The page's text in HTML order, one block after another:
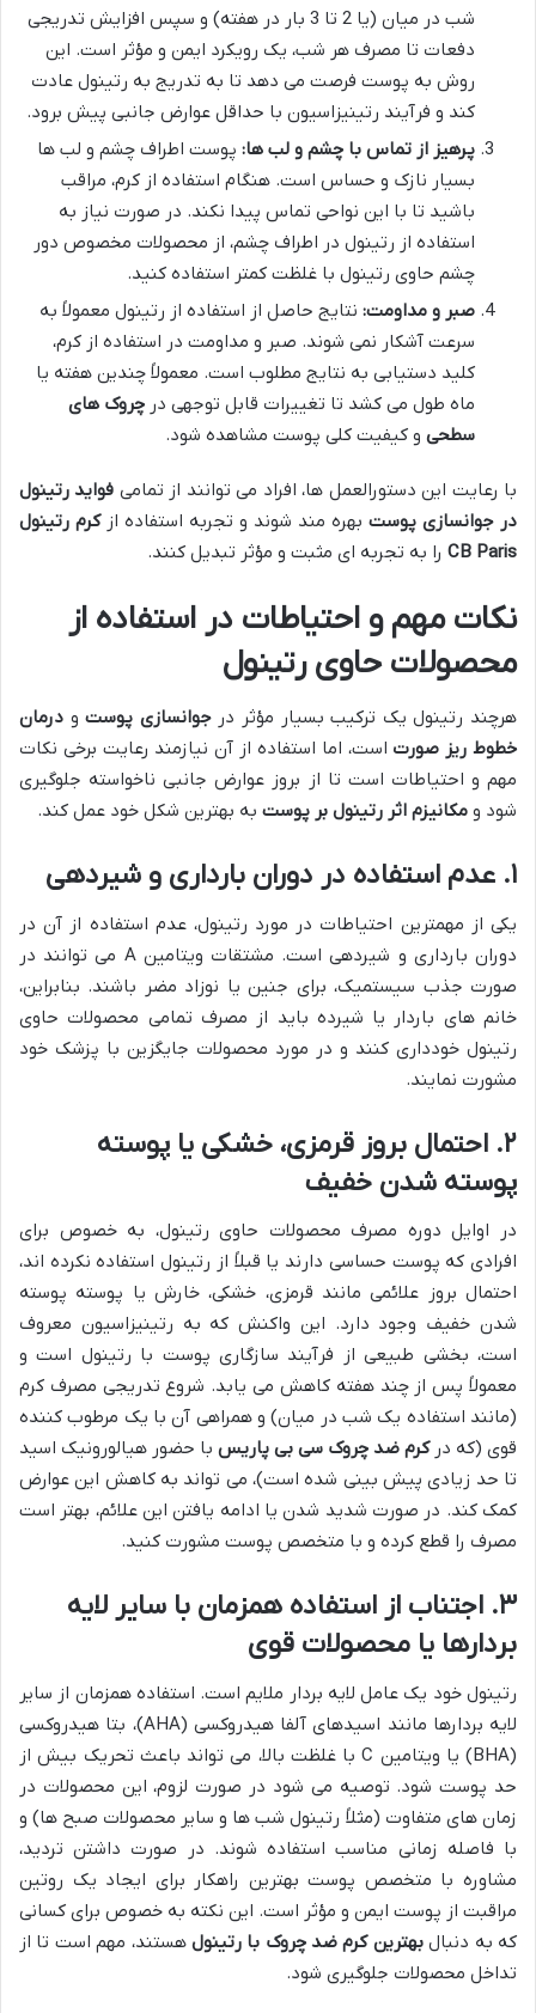
شب در میان (یا 2 تا 3 بار در هفته) و سپس افزایش تدریجی
دفعات تا مصرف هر شب، یک رویکرد ایمن و مؤثر است. این
روش به پوست فرصت می دهد تا به تدریج به رتینول عادت
کند و فرآیند رتینیزاسیون با حداقل عوارض جانبی پیش برود.
پرهیز از تماس با چشم و لب ها: پوست اطراف چشم و لب ها
بسیار نازک و حساس است. هنگام استفاده از کرم، مراقب
باشید تا با این نواحی تماس پیدا نکند. در صورت نیاز به
استفاده از رتینول در اطراف چشم، از محصولات مخصوص دور
چشم حاوی رتینول با غلظت کمتر استفاده کنید.
صبر و مداومت: نتایج حاصل از استفاده از رتینول معمولاً به
سرعت آشکار نمی شوند. صبر و مداومت در استفاده از کرم،
کلید دستیابی به نتایج مطلوب است. معمولاً چندین هفته یا
ماه طول می کشد تا تغییرات قابل توجهی در چروک های
سطحی و کیفیت کلی پوست مشاهده شود.
با رعایت این دستورالعمل ها، افراد می توانند از تمامی فواید رتینول
در جوانسازی پوست بهره مند شوند و تجربه استفاده ازکرم رتینول
CB Paris را به تجربه ای مثبت و مؤثر تبدیل کنند.
نکات مهم و احتیاطات در استفاده از
محصولات حاوی رتینول
هرچند رتینول یک ترکیب بسیار مؤثر درجوانسازی پوستو درمان
خطوط ریز صورت است، اما استفاده از آن نیازمند رعایت برخی نکات
مهم و احتیاطات است تا از بروز عوارض جانبی ناخواسته جلوگیری
شود و مکانیزم اثر رتینول بر پوست به بهترین شکل خود عمل کند.
۱. عدم استفاده در دوران بارداری و شیردهی
یکی از مهمترین احتیاطات در مورد رتینول، عدم استفاده از آن در
دوران بارداری و شیردهی است. مشتقات ویتامین A می توانند در
صورت جذب سیستمیک، برای جنین یا نوزاد مضر باشند. بنابراین،
خانم های باردار یا شیرده باید از مصرف تمامی محصولات حاوی
رتینول خودداری کنند و در مورد محصولات جایگزین با پزشک خود
مشورت نمایند.
۲. احتمال بروز قرمزی، خشکی یا پوسته
پوسته شدن خفیف
در اوایل دوره مصرف محصولات حاوی رتینول، به خصوص برای
افرادی که پوست حساسی دارند یا قبلاً از رتینول استفاده نکرده اند،
احتمال بروز علائمی مانند قرمزی، خشکی، خارش یا پوسته پوسته
شدن خفیف وجود دارد. این واکنش که به رتینیزاسیون معروف
است، بخشی طبیعی از فرآیند سازگاری پوست با رتینول است و
معمولاً پس از چند هفته کاهش می یابد. شروع تدریجی مصرف کرم
(مانند استفاده یک شب در میان) و همراهی آن با یک مرطوب کننده
قوی (که درکرم ضد چروک سی بی پاریس با حضور هیالورونیک اسید
تا حد زیادی پیش بینی شده است)، می تواند به کاهش این عوارض
کمک کند. در صورت شدید شدن یا ادامه یافتن این علائم، بهتر است
مصرف را قطع کرده و با متخصص پوست مشورت کنید.
۳. اجتناب از استفاده همزمان با سایر لایه
بردارها یا محصولات قوی
رتینول خود یک عامل لایه بردار ملایم است. استفاده همزمان از سایر
لایه بردارها مانند اسیدهای آلفا هیدروکسی (AHA)، بتا هیدروکسی
(BHA) یا ویتامین C با غلظت بالا، می تواند باعث تحریک بیش از
حد پوست شود. توصیه می شود در صورت لزوم، این محصولات در
زمان های متفاوت (مثلاً رتینول شب ها و سایر محصولات صبح ها) و
با فاصله زمانی مناسب استفاده شوند. در صورت داشتن تردید،
مشاوره با متخصص پوست بهترین راهکار برای ایجاد یک روتین
مراقبت از پوست ایمن و مؤثر است. این نکته به خصوص برای کسانی
که به دنبالبهترین کرم ضد چروک با رتینول هستند، مهم است تا از
تداخل محصولات جلوگیری شود.